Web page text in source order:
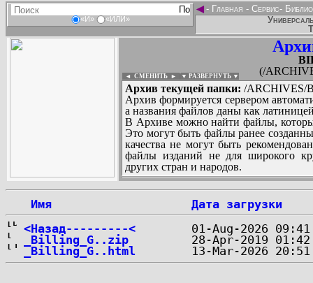
«И» «ИЛИ»
◄- Главная - Сервис-
(/
◄ СМЕНИТЬ ► ▼ РАЗВЕРНУТЬ ▼
Архив текущей папки: /ARCHIVES/
Архив формируется сервером
а названия файлов даны как
В Архиве можно найти файлы,
Это могут быть файлы ранее
качества не могут быть
файлы изданий не для широкого
других стран и народов.
Имя
Дата загрузки
<Назад---------<
_Billing_G..zip
_Billing_G..html